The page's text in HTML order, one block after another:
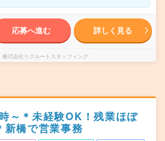
応募へ進む 詳しく見る
株式会社リクルートスタッフィング
～＊未経験OK！残業ほぼ
橋で営業事務